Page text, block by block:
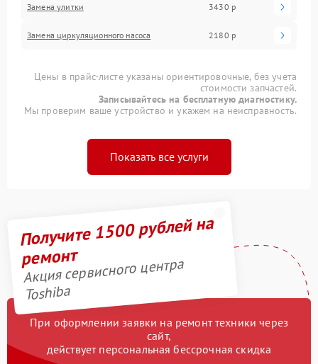
Замена улитки 3430 р
Замена циркуляционного насоса 2180 р
Цены в прайс-листе указаны ориентировочные, без учета
стоимости запчастей.
Записывайтесь на бесплатную диагностику.
Мы проверим ваше устройство и укажем на неисправность.
Показать все услуги
Получите 1500 рублей на
ремонт
Акция сервисного центра
Toshiba
При оформлении заявки на ремонт техники через
сайт,
действует персональная бессрочная скидка